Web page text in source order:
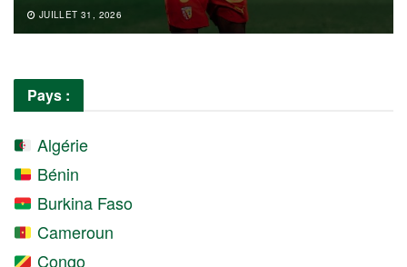
JUILLET 31, 2026
Pays :
Algérie
Bénin
Burkina Faso
Cameroun
Congo